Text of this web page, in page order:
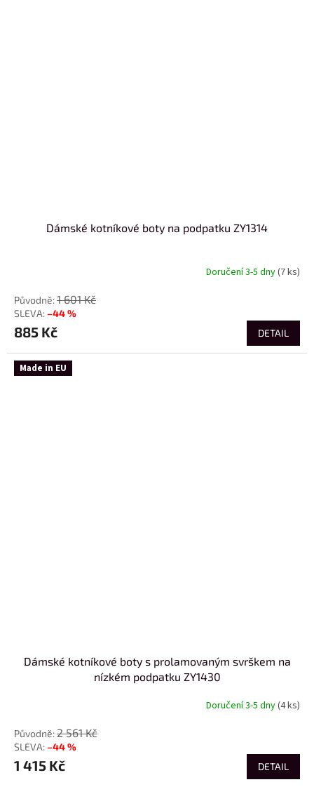
Dámské kotníkové boty na podpatku ZY1314
Doručení 3-5 dny(7 ks)
1 601 Kč
–44 %
885 Kč DETAIL
Made in EU
Dámské kotníkové boty s prolamovaným svrškem na
nízkém podpatku ZY1430
Doručení 3-5 dny(4 ks)
2 561 Kč
–44 %
1 415 Kč DETAIL